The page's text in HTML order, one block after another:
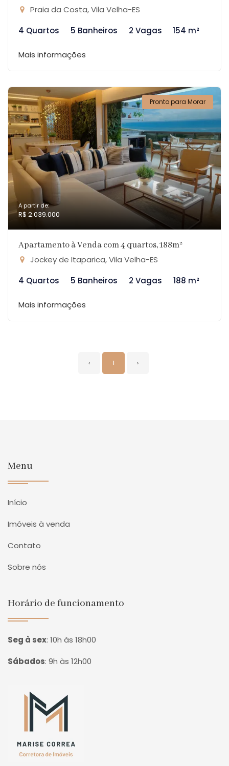
Praia da Costa, Vila Velha-ES
4 Quartos
5 Banheiros 2 Vagas 154 m²
Mais informações
Pronto para Morar
A partir de:
R$ 2.039.000
Apartamento à Venda com 4 quartos, 188m²
Jockey de Itaparica, Vila Velha-ES
4 Quartos
5 Banheiros 2 Vagas 188 m²
Mais informações
‹ 1 ›
Menu
Início
Imóveis à venda
Contato
Sobre nós
Horário de funcionamento
Seg à sex: 10h às 18h00
Sábados: 9h às 12h00
Página inicial